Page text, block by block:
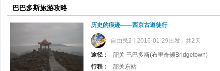
巴巴多斯旅游攻略
历史的痕迹——西京古道徒行
自由民2 2016-01-29出发 共2天
途径：
韶关 巴巴多斯(布里奇顿Bridgetown)
行程：
韶关东站